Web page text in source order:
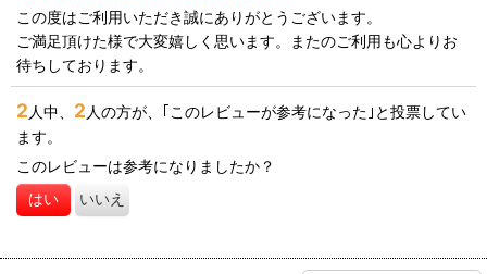
この度はご利用いただき誠にありがとうございます。
ご満足頂けた様で大変嬉しく思います。またのご利用も心よりお
待ちしております。
2 人中、 2 人の方が、｢このレビューが参考になった｣と投票してい
ます。
このレビューは参考になりましたか？
はい いいえ